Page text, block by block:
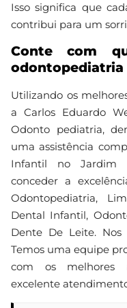
Isso significa que
contribui para um
Conte com
Utilizando os
a Carlos Eduardo
Odonto pediatria,
uma assistência
Infantil no Jardim
conceder a
Odontopediatria,
Dental Infantil,
Dente De Leite.
Temos uma equipe
com os melhores
excelente